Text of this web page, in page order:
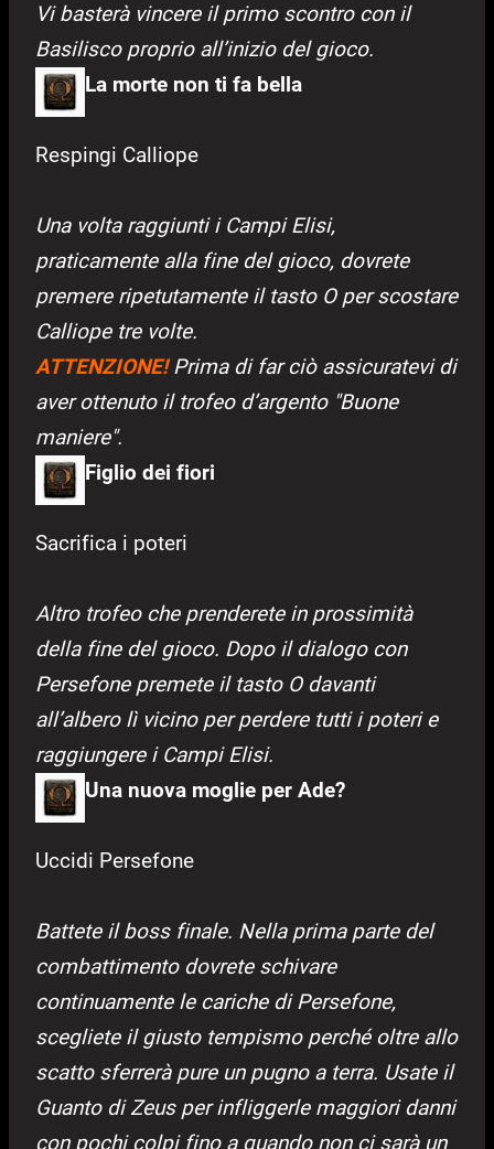
Vi basterà vincere il primo scontro con il
Basilisco proprio all’inizio del gioco.
La morte non ti fa bella
Respingi Calliope
Una volta raggiunti i Campi Elisi,
praticamente alla fine del gioco, dovrete
premere ripetutamente il tasto O per scostare
Calliope tre volte.
ATTENZIONE!Prima di far ciò assicuratevi di
aver ottenuto il trofeo d’argento "Buone
maniere".
Figlio dei fiori
Sacrifica i poteri
Altro trofeo che prenderete in prossimità
della fine del gioco. Dopo il dialogo con
Persefone premete il tasto O davanti
all’albero lì vicino per perdere tutti i poteri e
raggiungere i Campi Elisi.
Una nuova moglie per Ade?
Uccidi Persefone
Battete il boss finale. Nella prima parte del
combattimento dovrete schivare
continuamente le cariche di Persefone,
scegliete il giusto tempismo perché oltre allo
scatto sferrerà pure un pugno a terra. Usate il
Guanto di Zeus per infliggerle maggiori danni
con pochi colpi fino a quando non ci sarà un